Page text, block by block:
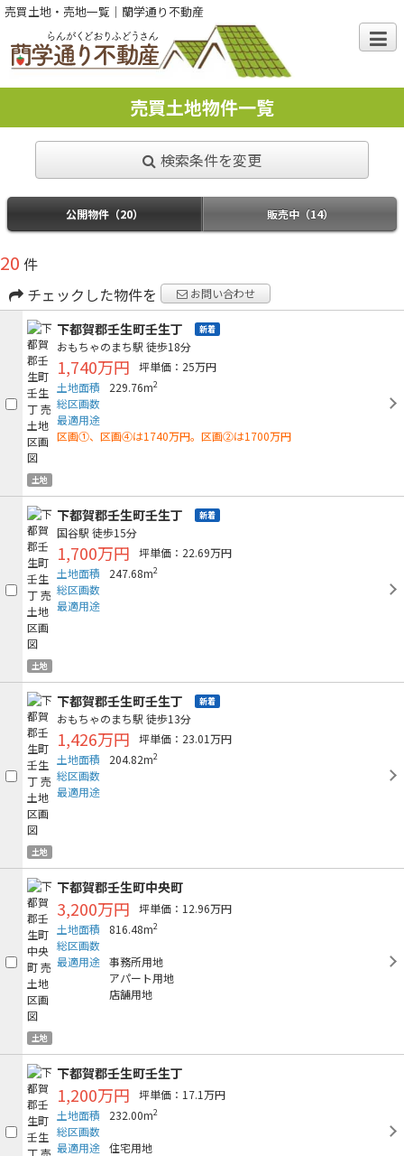
売買土地・売地一覧｜蘭学通り不動産
売買土地物件一覧
検索条件を変更
公開物件（20） 販売中（14）
20 件
チェックした物件を
お問い合わせ
土地
下都賀郡壬生町壬生丁 新着
おもちゃのまち駅 徒歩18分
1,740万円
坪単価：25万円
土地面積
229.76m2
総区画数
最適用途
区画①、区画④は1740万円。区画②は1700万円
土地
下都賀郡壬生町壬生丁 新着
国谷駅 徒歩15分
1,700万円
坪単価：22.69万円
土地面積
247.68m2
総区画数
最適用途
土地
下都賀郡壬生町壬生丁 新着
おもちゃのまち駅 徒歩13分
1,426万円
坪単価：23.01万円
土地面積
204.82m2
総区画数
最適用途
土地
下都賀郡壬生町中央町
3,200万円
坪単価：12.96万円
土地面積
816.48m2
総区画数
最適用途 事務所用地
アパート用地
店舗用地
下都賀郡壬生町壬生丁
1,200万円
坪単価：17.1万円
土地面積
232.00m2
総区画数
最適用途 住宅用地